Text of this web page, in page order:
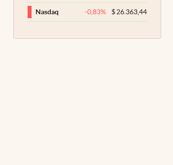
Nasdaq -0,83% $26.363,44